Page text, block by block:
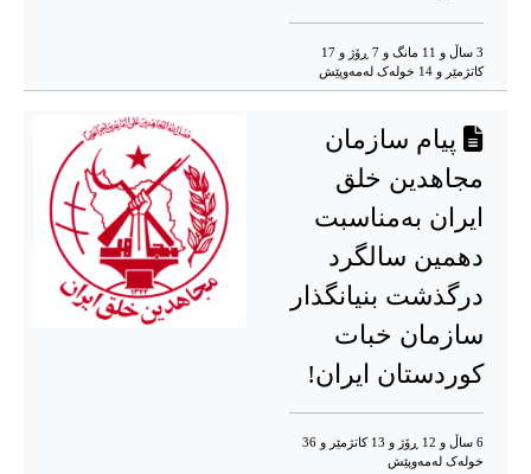
3 ساڵ و 11 مانگ و 7 ڕۆژ و 17
کاتژمێر و 14 خوله‌ک له‌مه‌وپێش‌
پیام سازمان
مجاهدین خلق
ایران بەمناسبت
دهمین سالگرد
درگذشت بنیانگذار
سازمان خبات
کوردستان ایران!
6 ساڵ و 12 ڕۆژ و 13 کاتژمێر و 36
خوله‌ک له‌مه‌وپێش‌